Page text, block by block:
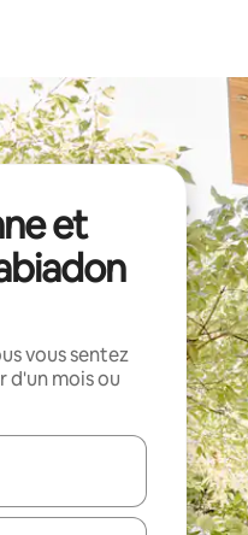
et
vous sentez
d'un mois ou
les flèches vers le haut